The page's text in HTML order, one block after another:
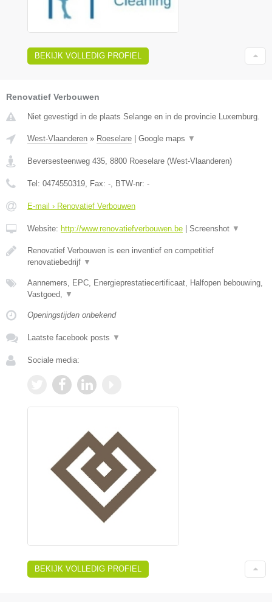
BEKIJK VOLLEDIG PROFIEL
Renovatief Verbouwen
Niet gevestigd in de plaats Selange en in de provincie Luxemburg.
West-Vlaanderen » Roeselare Google maps ▼
Beversesteenweg 435 8800 Roeselare (West-Vlaanderen)
Tel: 0474550319 , Fax: - , BTW-nr: -
E-mail › Renovatief Verbouwen
Website: http://www.renovatiefverbouwen.be Screenshot ▼
Renovatief Verbouwen is een inventief en competitief
renovatiebedrijf ▼
Aannemers, EPC, Energieprestatiecertificaat, Halfopen bebouwing,
Vastgoed,
▼
Openingstijden onbekend
Laatste facebook posts ▼
Sociale media:
BEKIJK VOLLEDIG PROFIEL